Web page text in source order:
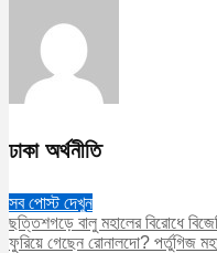
ঢাকা অর্থনীতি
সব পোস্ট দেখুন
ছত্তিশগড়ে বালু মহালের বিরোধে
ফুরিয়ে গেছেন রোনালদো? পর্তুগিজ